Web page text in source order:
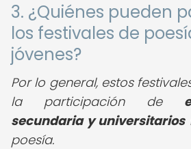
3. ¿Quiénes pueden
los festivales de
jóvenes?
Por lo general, estos
la participación de
secundaria y universitarios
poesía.